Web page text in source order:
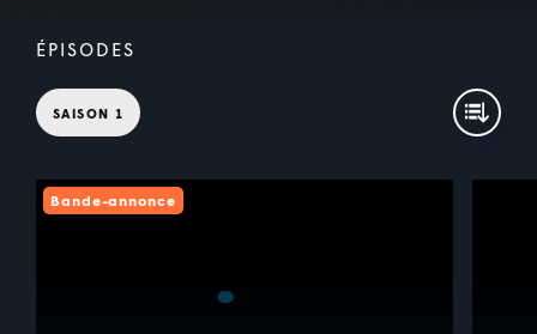
ÉPISODES
SAISON 1
Bande-annonce